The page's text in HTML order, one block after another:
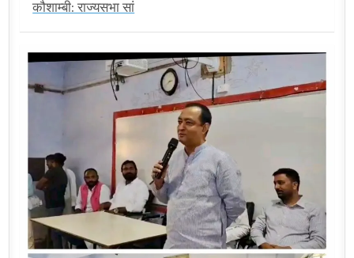
कौशाम्बी: राज्यसभा सां